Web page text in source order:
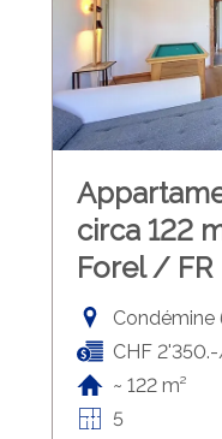
circa 122
Forel / FR
Condémine
CHF
~ 122 m²
5